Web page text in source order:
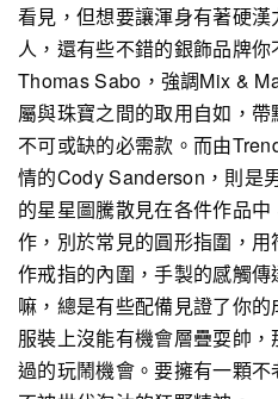
看見，但想要讓渾身有著硬
人，還有些不錯的銀飾品牌
Thomas Sabo，強調Mix &
屬與珠寶之間的取用自如，
不可或缺的必需款。而由
情的Cody Sanderson，則是
的星星圖騰散見在各件作品
作，別於常見的圓形指圍，
作戒指的內圍，手製的感觸
嘛，總是有些配備見證了你
服裝上沒能有機會層疊耍帥
過的玩鬧機會。要擁有一顆